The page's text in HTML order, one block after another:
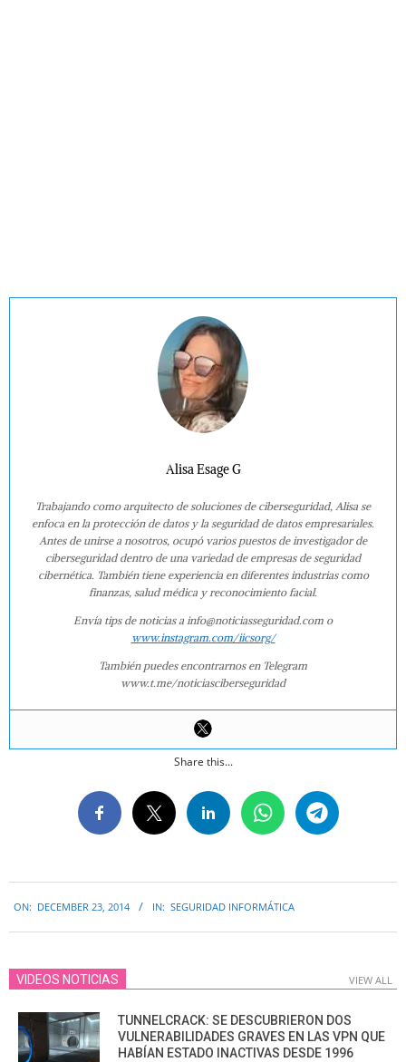
Alisa Esage G
Trabajando como arquitecto de soluciones de ciberseguridad, Alisa se
enfoca en la protección de datos y la seguridad de datos empresariales.
Antes de unirse a nosotros, ocupó varios puestos de investigador de
ciberseguridad dentro de una variedad de empresas de seguridad
cibernética. También tiene experiencia en diferentes industrias como
finanzas, salud médica y reconocimiento facial.
Envía tips de noticias a info@noticiasseguridad.com o
www.instagram.com/iicsorg/
También puedes encontrarnos en Telegram
www.t.me/noticiasciberseguridad
Share this...
12-
23
ON: DECEMBER 23, 2014 IN: SEGURIDAD INFORMÁTICA
VIDEOS NOTICIAS VIEW ALL
TUNNELCRACK: SE DESCUBRIERON DOS
VULNERABILIDADES GRAVES EN LAS VPN QUE
HABÍAN ESTADO INACTIVAS DESDE 1996